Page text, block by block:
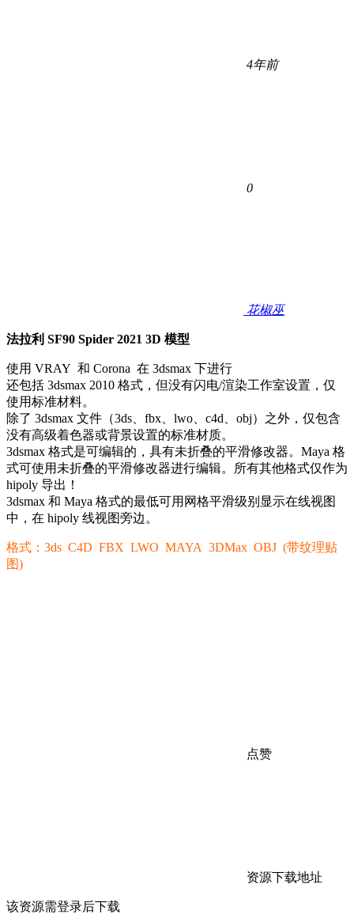
4年前
0
花椒巫
法拉利 SF90 Spider 2021 3D 模型
使用 VRAY 和 Corona 在 3dsmax 下进行
还包括 3dsmax 2010 格式，但没有闪电/渲染工作室设置，仅
使用标准材料。
除了 3dsmax 文件（3ds、fbx、lwo、c4d、obj）之外，仅包含
没有高级着色器或背景设置的标准材质。
3dsmax 格式是可编辑的，具有未折叠的平滑修改器。Maya 格
式可使用未折叠的平滑修改器进行编辑。所有其他格式仅作为
hipoly 导出！
3dsmax 和 Maya 格式的最低可用网格平滑级别显示在线视图
中，在 hipoly 线视图旁边。
格式：3ds C4D FBX LWO MAYA 3DMax OBJ (带纹理贴
图)
点赞
资源下载地址
该资源需登录后下载